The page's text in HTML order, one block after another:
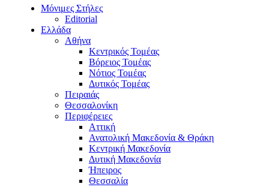
Μόνιμες Στήλες
Editorial
Ελλάδα
Αθήνα
Κεντρικός Τομέας
Βόρειος Τομέας
Νότιος Τομέας
Δυτικός Τομέας
Πειραιάς
Θεσσαλονίκη
Περιφέρειες
Αττική
Ανατολική Μακεδονία & Θράκη
Κεντρική Μακεδονία
Δυτική Μακεδονία
Ήπειρος
Θεσσαλία